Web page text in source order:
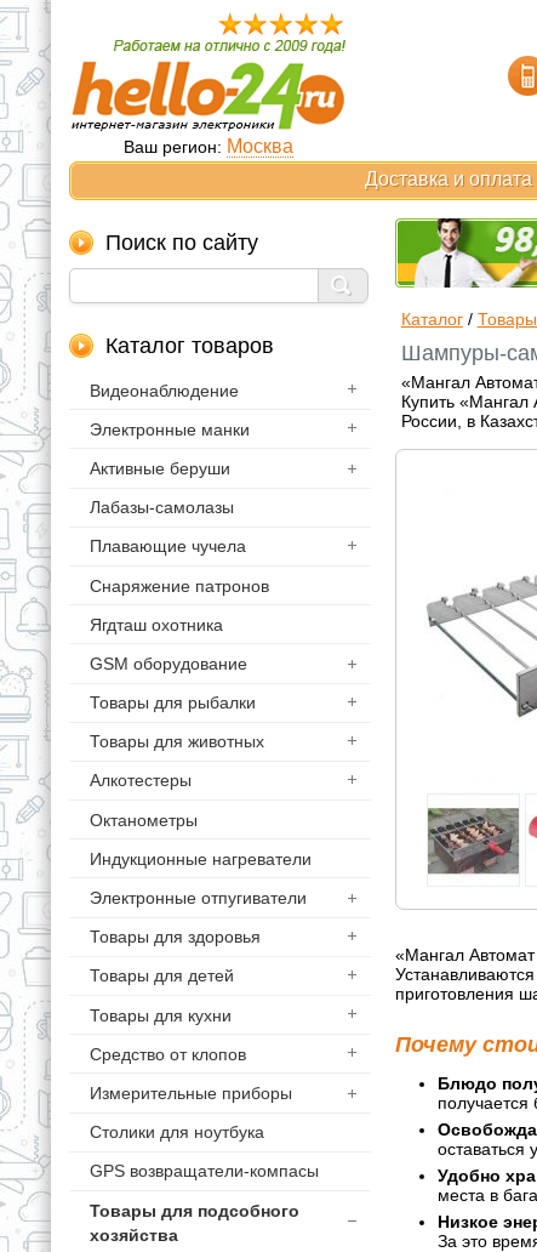
Ваш регион: Москва
Доставка и оплата
Поиск по сайту
Каталог товаров
Видеонаблюдение
Электронные манки
Активные беруши
Лабазы-самолазы
Плавающие чучела
Снаряжение патронов
Ягдташ охотника
GSM оборудование
Товары для рыбалки
Товары для животных
Алкотестеры
Октанометры
Индукционные нагреватели
Электронные отпугиватели
Товары для здоровья
Товары для детей
Товары для кухни
Средство от клопов
Измерительные приборы
Столики для ноутбука
GPS возвращатели-компасы
Товары для подсобного
хозяйства
Каталог/
Шампуры-
«Мангал
Купить
России, в
«Мангал Автомат
приготовления
Почему
Блюдо
Удобно
места в
Низкое
За это